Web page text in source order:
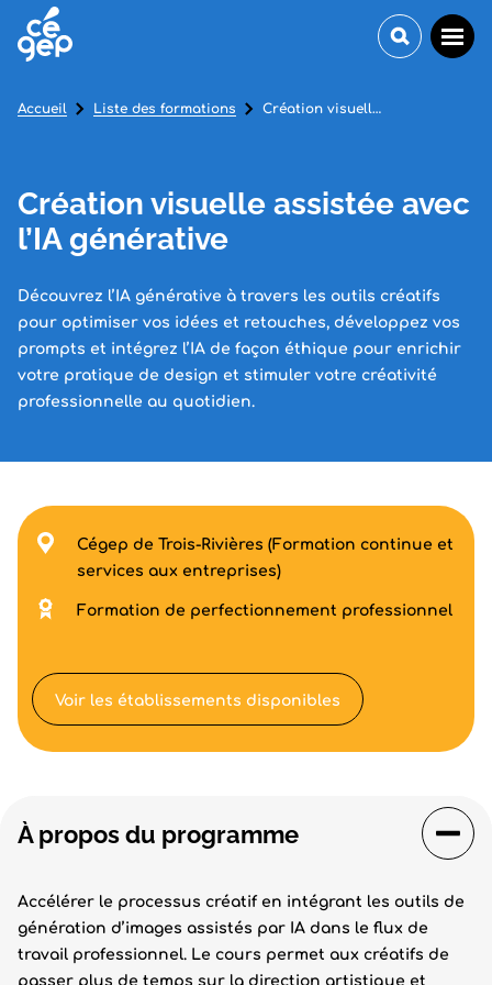
Création visuelle assistée avec
l’IA générative
Découvrez l’IA générative à travers les outils créatifs
pour optimiser vos idées et retouches, développez vos
prompts et intégrez l’IA de façon éthique pour enrichir
votre pratique de design et stimuler votre créativité
professionnelle au quotidien.
Accueil Liste des formations Création visuelle assistée avec l’IA générative
À propos du programme
Accélérer le processus créatif en intégrant les outils de
génération d’images assistés par IA dans le flux de
travail professionnel. Le cours permet aux créatifs de
passer plus de temps sur la direction artistique et
Cégep de Trois-Rivières (Formation continue et
services aux entreprises)
Formation de perfectionnement professionnel
Voir les établissements disponibles